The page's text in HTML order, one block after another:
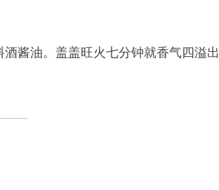
酱油。盖盖旺火七分钟就香气四溢出